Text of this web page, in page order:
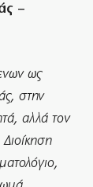
–
ως
στην
αλλά τον